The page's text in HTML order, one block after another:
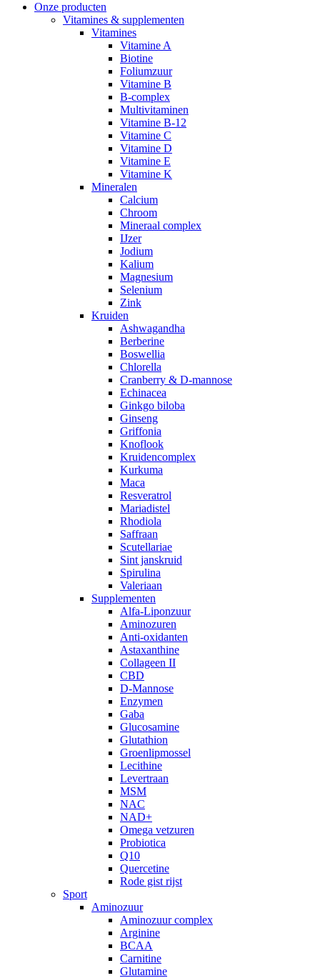
Onze producten
Vitamines & supplementen
Vitamines
Vitamine A
Biotine
Foliumzuur
Vitamine B
B-complex
Multivitaminen
Vitamine B-12
Vitamine C
Vitamine D
Vitamine E
Vitamine K
Mineralen
Calcium
Chroom
Mineraal complex
IJzer
Jodium
Kalium
Magnesium
Selenium
Zink
Kruiden
Ashwagandha
Berberine
Boswellia
Chlorella
Cranberry & D-mannose
Echinacea
Ginkgo biloba
Ginseng
Griffonia
Knoflook
Kruidencomplex
Kurkuma
Maca
Resveratrol
Mariadistel
Rhodiola
Saffraan
Scutellariae
Sint janskruid
Spirulina
Valeriaan
Supplementen
Alfa-Liponzuur
Aminozuren
Anti-oxidanten
Astaxanthine
Collageen II
CBD
D-Mannose
Enzymen
Gaba
Glucosamine
Glutathion
Groenlipmossel
Lecithine
Levertraan
MSM
NAC
NAD+
Omega vetzuren
Probiotica
Q10
Quercetine
Rode gist rijst
Sport
Aminozuur
Aminozuur complex
Arginine
BCAA
Carnitine
Glutamine